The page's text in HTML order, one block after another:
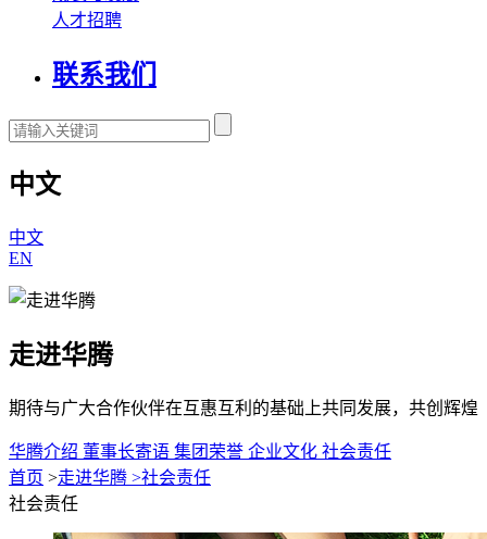
人才招聘
联系我们
中文
中文
EN
走进华腾
期待与广大合作伙伴在互惠互利的基础上共同发展，共创辉煌
华腾介绍 董事长寄语 集团荣誉 企业文化 社会责任
首页 >走进华腾 >社会责任
社会责任